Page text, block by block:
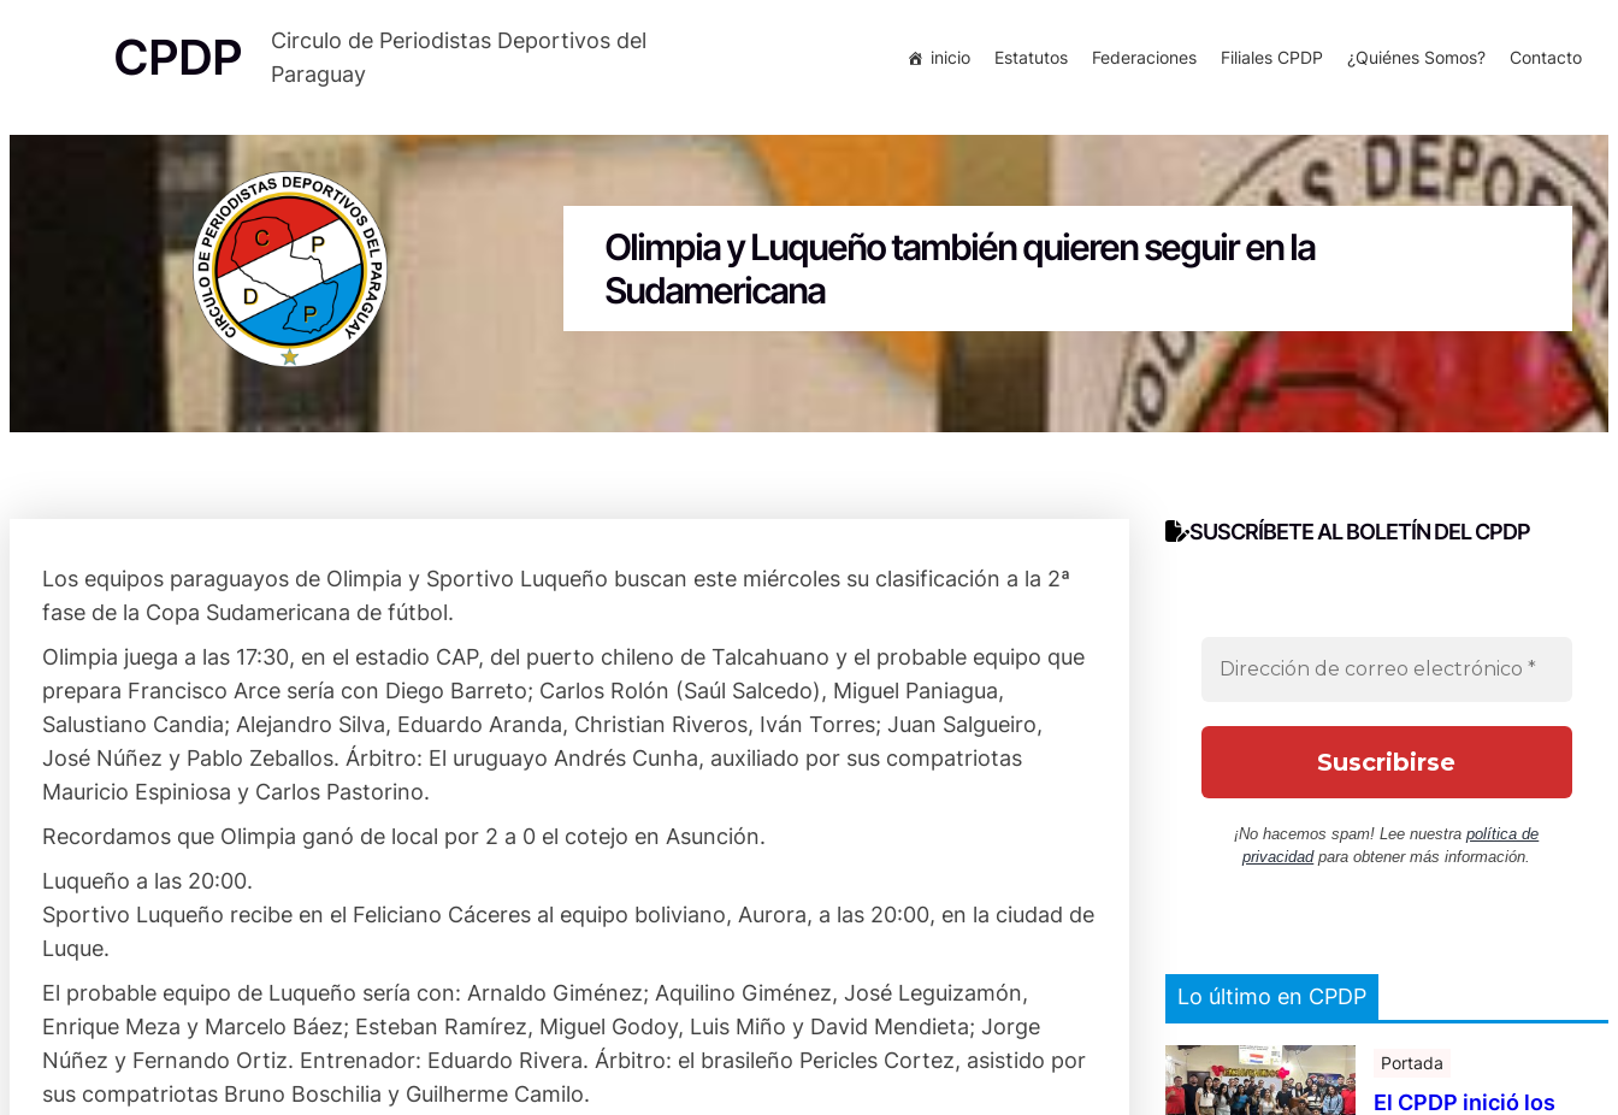
CPDP
Circulo de Periodistas Deportivos del
Paraguay
inicio Estatutos Federaciones Filiales CPDP ¿Quiénes Somos? Contacto
Olimpia y Luqueño también quieren seguir en la
Sudamericana
Los equipos paraguayos de Olimpia y Sportivo Luqueño buscan este miércoles su clasificación a la 2ª
fase de la Copa Sudamericana de fútbol.
Olimpia juega a las 17:30, en el estadio CAP, del puerto chileno de Talcahuano y el probable equipo que
prepara Francisco Arce sería con Diego Barreto; Carlos Rolón (Saúl Salcedo), Miguel Paniagua,
Salustiano Candia; Alejandro Silva, Eduardo Aranda, Christian Riveros, Iván Torres; Juan Salgueiro,
José Núñez y Pablo Zeballos. Árbitro: El uruguayo Andrés Cunha, auxiliado por sus compatriotas
Mauricio Espiniosa y Carlos Pastorino.
Recordamos que Olimpia ganó de local por 2 a 0 el cotejo en Asunción.
Luqueño a las 20:00.
Sportivo Luqueño recibe en el Feliciano Cáceres al equipo boliviano, Aurora, a las 20:00, en la ciudad de
Luque.
El probable equipo de Luqueño sería con: Arnaldo Giménez; Aquilino Giménez, José Leguizamón,
Enrique Meza y Marcelo Báez; Esteban Ramírez, Miguel Godoy, Luis Miño y David Mendieta; Jorge
Núñez y Fernando Ortiz. Entrenador: Eduardo Rivera. Árbitro: el brasileño Pericles Cortez, asistido por
sus compatriotas Bruno Boschilia y Guilherme Camilo.
SUSCRÍBETE AL BOLETÍN DEL CPDP
¡No hacemos spam! Lee nuestrapolítica de
privacidadpara obtener más información.
Lo último en CPDP
Portada
El CPDP inició los